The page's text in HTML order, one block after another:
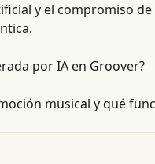
y el compromiso de
por IA en Groover?
musical y qué